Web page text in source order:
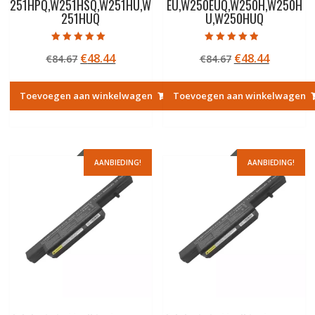
251HPQ,W251HSQ,W251HU,W
251HUQ
5.00
uit 5
€84.67 Oorspronkelijke
was:
€84.67.
€48.44Huidige
is:
€48.44.
Toevoegen aan winkelwagen
EU,W250EUQ,W250H,W250H
U,W250HUQ
4.50
uit 5
€84.67
was:
€84.67.
€48.44Huidige
is:
€48.44.
Toevoegen aan winkelwagen
AANBIEDING! AANBIEDING!